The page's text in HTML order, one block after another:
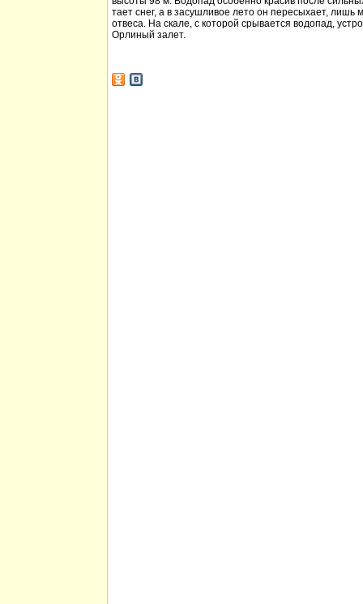
тает снег, а в засушливое лето он пересыхает, лишь
отвеса. На скале, с которой срывается водопад,
Орлиный залет.